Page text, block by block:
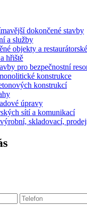
dokončené stavby
a služby
objekty a
hřiště
pro bezpečnostní
konstrukce
konstrukcí
úpravy
sítí a komunikací
skladovací,